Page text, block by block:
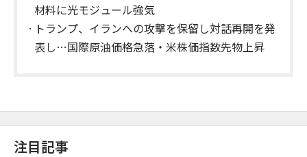
材料に光モジュール強気
トランプ、イランへの攻撃を保留し対話再開を発
表し…国際原油価格急落・米株価指数先物上昇
注目記事